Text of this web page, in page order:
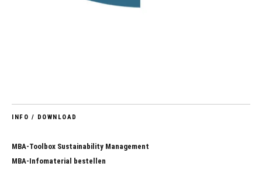
INFO / DOWNLOAD
MBA-Toolbox Sustainability Management
MBA-Infomaterial bestellen